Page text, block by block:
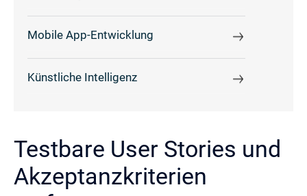
Mobile App-Entwicklung
Künstliche Intelligenz
Testbare User Stories und
Akzeptanzkriterien